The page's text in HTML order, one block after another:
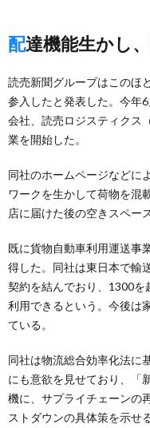
配達機能生かし
読売新聞グループはこのほ
参入したと発表した。今年
会社、読売ロジスティクス
業を開始した。
同社のホームページなどに
ワークを生かして荷物を混
店に届けた後の空きスペー
既に貨物自動車利用運送事
得した。同社は東日本で輸
契約を結んでおり、1300を
利用できるという。今後は
ている。
同社は物流総合効率化法に
にも意欲を見せており、「
機に、サプライチェーンの
ストダウンの具体策を示せ